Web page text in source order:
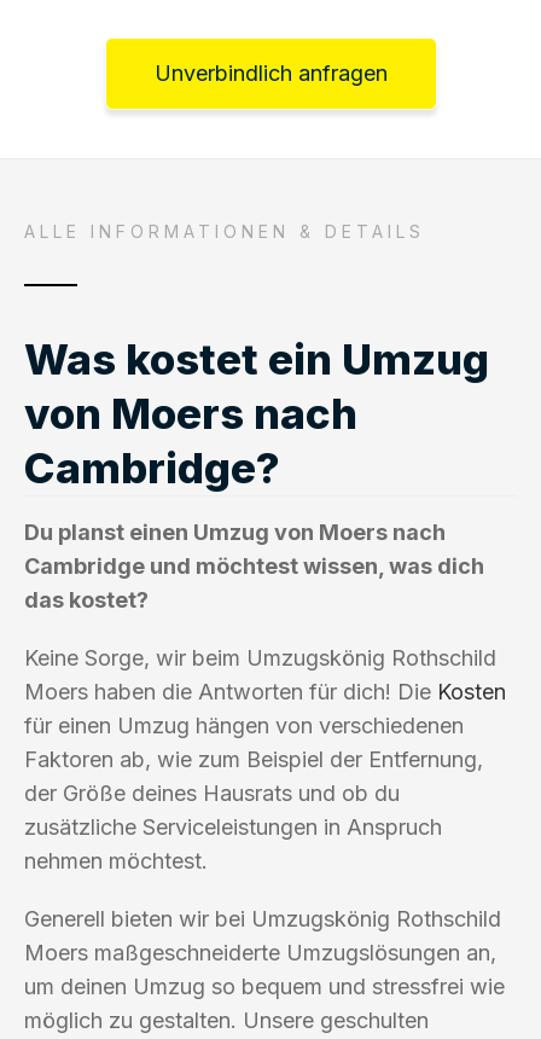
Unverbindlich anfragen
ALLE INFORMATIONEN & DETAILS
Was kostet ein Umzug
von Moers nach
Cambridge?
Du planst einen Umzug von Moers nach
Cambridge und möchtest wissen, was dich
das kostet?
Keine Sorge, wir beim Umzugskönig Rothschild
Moers haben die Antworten für dich! Die Kosten
für einen Umzug hängen von verschiedenen
Faktoren ab, wie zum Beispiel der Entfernung,
der Größe deines Hausrats und ob du
zusätzliche Serviceleistungen in Anspruch
nehmen möchtest.
Generell bieten wir bei Umzugskönig Rothschild
Moers maßgeschneiderte Umzugslösungen an,
um deinen Umzug so bequem und stressfrei wie
möglich zu gestalten. Unsere geschulten